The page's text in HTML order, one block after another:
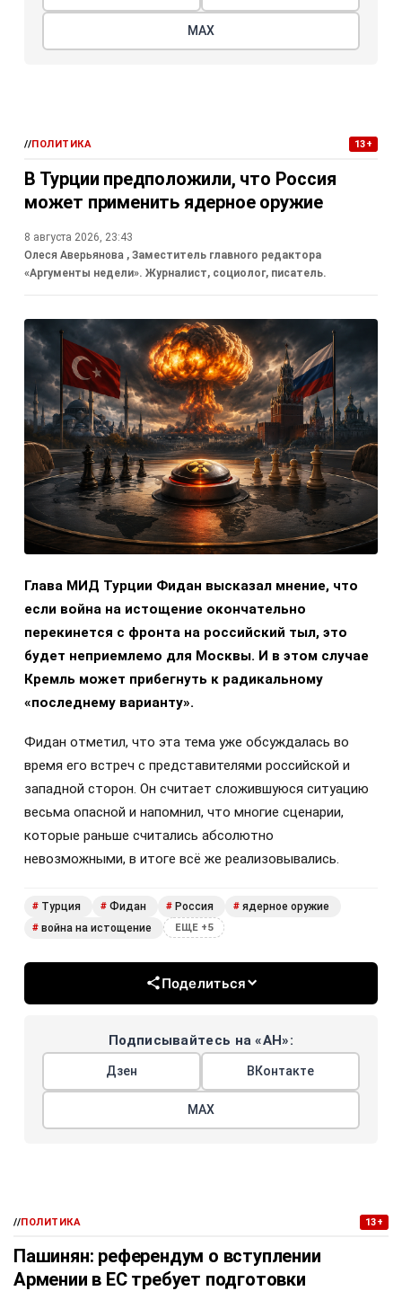
МАХ
//ПОЛИТИКА 13+
В Турции предположили, что Россия
может применить ядерное оружие
8 августа 2026, 23:43
Олеся Аверьянова , Заместитель главного редактора
«Аргументы недели». Журналист, социолог, писатель.
Глава МИД Турции Фидан высказал мнение, что
если война на истощение окончательно
перекинется с фронта на российский тыл, это
будет неприемлемо для Москвы. И в этом случае
Кремль может прибегнуть к радикальному
«последнему варианту».
Фидан отметил, что эта тема уже обсуждалась во
время его встреч с представителями российской и
западной сторон. Он считает сложившуюся ситуацию
весьма опасной и напомнил, что многие сценарии,
которые раньше считались абсолютно
невозможными, в итоге всё же реализовывались.
# Турция # Фидан # Россия # ядерное оружие
# война на истощение ЕЩЕ +5
Поделиться
Подписывайтесь на «АН»:
Дзен ВКонтакте
МАХ
//ПОЛИТИКА 13+
Пашинян: референдум о вступлении
Армении в ЕС требует подготовки